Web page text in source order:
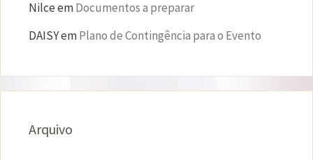
NilceemDocumentos a preparar
DAISYemPlano de Contingência para o Evento
Arquivo